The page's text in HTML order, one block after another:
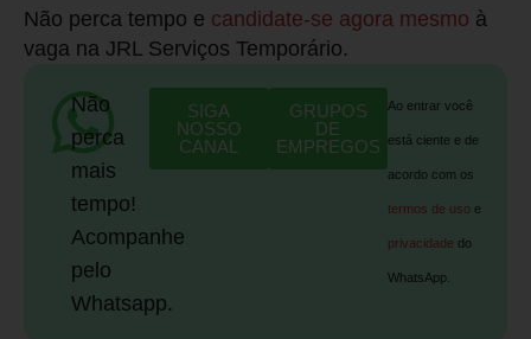
Não perca tempo e candidate-se agora mesmo à
vaga na JRL Serviços Temporário.
Não
perca
mais
tempo!
Acompanhe
pelo
Whatsapp.
SIGA
NOSSO
CANAL
GRUPOS
DE
EMPREGOS
Ao entrar você
está ciente e de
acordo com os
termos de uso e
privacidade do
WhatsApp.